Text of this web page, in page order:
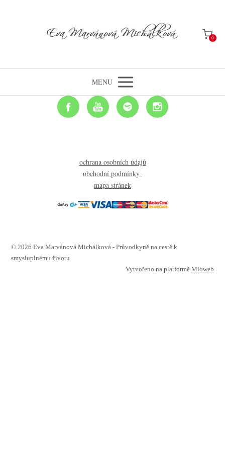
0
MENU
ochrana osobních údajů
obchodní podmínky
mapa stránek
© 2026 Eva Marvánová Michálková - Průvodkyně na cestě k
smysluplnému životu
Vytvořeno na platformě Mioweb